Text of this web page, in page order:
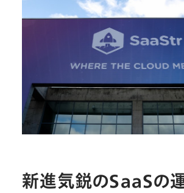
新進気鋭のSaaSの